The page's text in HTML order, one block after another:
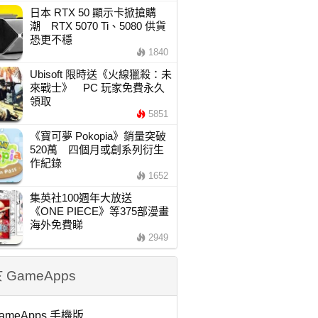
日本 RTX 50 顯示卡掀搶購
潮 RTX 5070 Ti、5080 供貨
恐更不穩
1840
Ubisoft 限時送《火線獵殺：未
來戰士》 PC 玩家免費永久
領取
5851
《寶可夢 Pokopia》銷量突破
520萬 四個月或創系列衍生
作紀錄
1652
集英社100週年大放送
《ONE PIECE》等375部漫畫
海外免費睇
2949
GameApps
手機版